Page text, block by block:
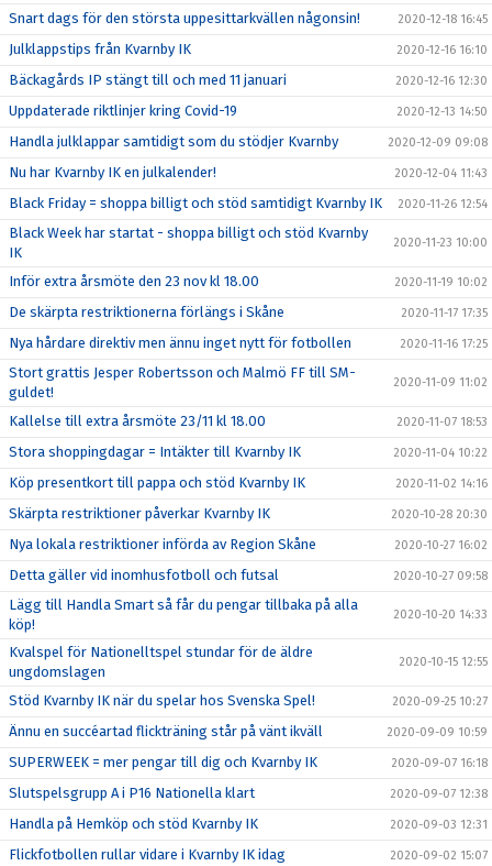
Snart dags för den största uppesittarkvällen någonsin! 2020-12-18 16:45
Julklappstips från Kvarnby IK 2020-12-16 16:10
Bäckagårds IP stängt till och med 11 januari 2020-12-16 12:30
Uppdaterade riktlinjer kring Covid-19 2020-12-13 14:50
Handla julklappar samtidigt som du stödjer Kvarnby 2020-12-09 09:08
Nu har Kvarnby IK en julkalender! 2020-12-04 11:43
Black Friday = shoppa billigt och stöd samtidigt Kvarnby IK 2020-11-26 12:54
Black Week har startat - shoppa billigt och stöd Kvarnby
IK
2020-11-23 10:00
Inför extra årsmöte den 23 nov kl 18.00 2020-11-19 10:02
De skärpta restriktionerna förlängs i Skåne 2020-11-17 17:35
Nya hårdare direktiv men ännu inget nytt för fotbollen 2020-11-16 17:25
Stort grattis Jesper Robertsson och Malmö FF till SM-
guldet!
2020-11-09 11:02
Kallelse till extra årsmöte 23/11 kl 18.00 2020-11-07 18:53
Stora shoppingdagar = Intäkter till Kvarnby IK 2020-11-04 10:22
Köp presentkort till pappa och stöd Kvarnby IK 2020-11-02 14:16
Skärpta restriktioner påverkar Kvarnby IK 2020-10-28 20:30
Nya lokala restriktioner införda av Region Skåne 2020-10-27 16:02
Detta gäller vid inomhusfotboll och futsal 2020-10-27 09:58
Lägg till Handla Smart så får du pengar tillbaka på alla
köp!
2020-10-20 14:33
Kvalspel för Nationelltspel stundar för de äldre
ungdomslagen
2020-10-15 12:55
Stöd Kvarnby IK när du spelar hos Svenska Spel! 2020-09-25 10:27
Ännu en succéartad flickträning står på vänt ikväll 2020-09-09 10:59
SUPERWEEK = mer pengar till dig och Kvarnby IK 2020-09-07 16:18
Slutspelsgrupp A i P16 Nationella klart 2020-09-07 12:38
Handla på Hemköp och stöd Kvarnby IK 2020-09-03 12:31
Flickfotbollen rullar vidare i Kvarnby IK idag 2020-09-02 15:07